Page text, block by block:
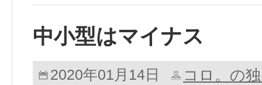
中小型はマイナス
2020年01月14日 コロ。の